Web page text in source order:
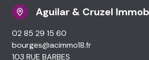
Aguilar & Cruzel
02 85 29 15 60
bourges@acimmo18.fr
103 RUE BARBES